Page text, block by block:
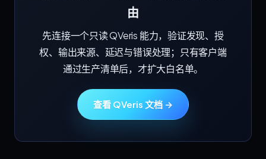
由
先连接一个只读 QVeris 能力，验证发现、授
权、输出来源、延迟与错误处理；只有客户端
通过生产清单后，才扩大白名单。
查看 QVeris 文档 →